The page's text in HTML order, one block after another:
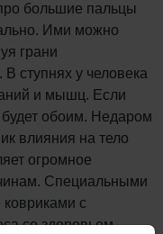
большие пальцы
Ими можно
грани
ступнях у человека
и мышц. Если
будет обоим. Недаром
влияния на тело
огромное
Специальными
с
со здоровьем.